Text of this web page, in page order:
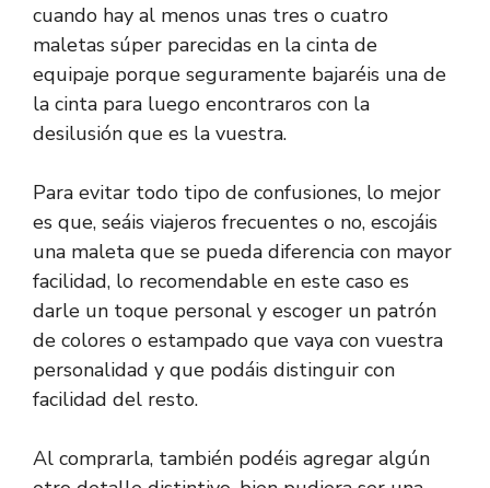
cuando hay al menos unas tres o cuatro
maletas súper parecidas en la cinta de
equipaje porque seguramente bajaréis una de
la cinta para luego encontraros con la
desilusión que es la vuestra.
Para evitar todo tipo de confusiones, lo mejor
es que, seáis viajeros frecuentes o no, escojáis
una maleta que se pueda diferencia con mayor
facilidad, lo recomendable en este caso es
darle un toque personal y escoger un patrón
de colores o estampado que vaya con vuestra
personalidad y que podáis distinguir con
facilidad del resto.
Al comprarla, también podéis agregar algún